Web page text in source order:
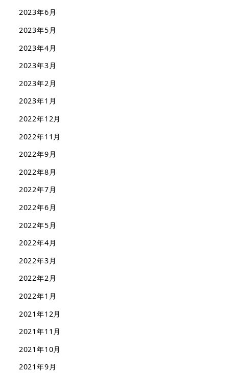
2023年6月
2023年5月
2023年4月
2023年3月
2023年2月
2023年1月
2022年12月
2022年11月
2022年9月
2022年8月
2022年7月
2022年6月
2022年5月
2022年4月
2022年3月
2022年2月
2022年1月
2021年12月
2021年11月
2021年10月
2021年9月